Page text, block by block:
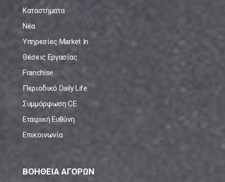
Καταστήματα
Νέα
Υπηρεσίες Market In
Θέσεις Εργασίας
Franchise
Περιοδικό Daily Life
Συμμόρφωση CE
Εταιρική Ευθύνη
Επικοινωνία
ΒΟΗΘΕΙΑ ΑΓΟΡΩΝ